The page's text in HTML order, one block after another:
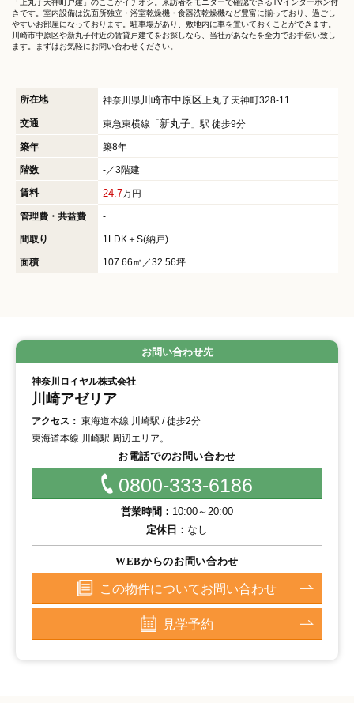
「上丸子天神町戸建」のここがイチオシ。来訪者をモニターで確認できるTVインターホン付
きです。室内設備は洗面所独立・浴室乾燥機・食器洗乾燥機など豊富に揃っており、過ごし
やすいお部屋になっております。駐車場があり、敷地内に車を置いておくことができます。
川崎市中原区や新丸子付近の賃貸戸建てをお探しなら、当社があなたを全力でお手伝い致し
ます。まずはお気軽にお問い合わせください。
所在地 神奈川県 川崎市中原区 上丸子天神町328-11
交通 東急東横線「新丸子 」駅 徒歩9分
築年 築8年
階数 -／3階建
賃料 24.7万円
管理費・共益費 -
間取り 1LDK＋S(納戸)
面積 107.66㎡／32.56坪
お問い合わせ先
神奈川ロイヤル株式会社
川崎アゼリア
アクセス： 東海道本線 川崎駅 / 徒歩2分
東海道本線 川崎駅 周辺エリア。
お電話でのお問い合わせ
0800-333-6186
営業時間： 10:00～20:00
定休日： なし
WEBからのお問い合わせ
この物件についてお問い合わせ
見学予約